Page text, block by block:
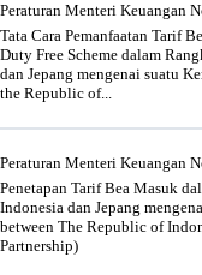
Peraturan Menteri Keuangan
Tata Cara Pemanfaatan Tarif
Duty Free Scheme dalam
dan Jepang mengenai suatu
the Republic of...
Peraturan Menteri Keuangan
Penetapan Tarif Bea Masuk
Indonesia dan Jepang
between The Republic of
Partnership)